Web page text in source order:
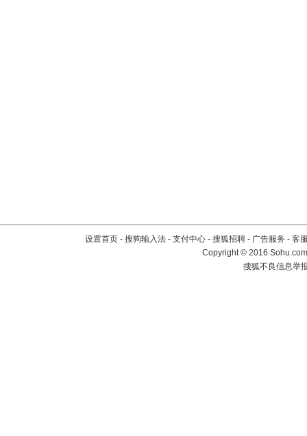
设置首页 - 搜狗输入法 - 支付中心 - 搜狐招聘 - 广告服务 - 客
Copyright©2016
搜狐不良信息举